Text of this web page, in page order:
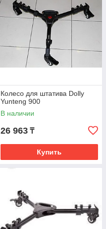
Колесо для штатива Dolly
Yunteng 900
В наличии
26 963 ₸
Купить